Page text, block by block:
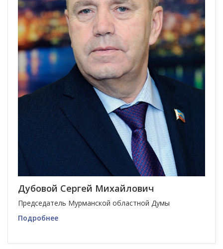
Дубовой Сергей Михайлович
Председатель Мурманской областной Думы
Подробнее